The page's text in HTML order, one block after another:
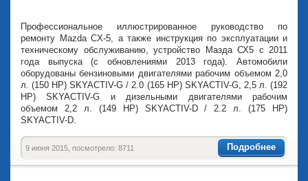
Профессиональное иллюстрированное руководство по
ремонту Mazda CX-5, а также инструкция по эксплуатации и
техническому обслуживанию, устройство Мазда СХ5 с 2011
года выпуска (с обновлениями 2013 года). Автомобили
оборудованы бензиновыми двигателями рабочим объемом 2,0
л. (150 HP) SKYACTIV-G / 2.0 (165 HP) SKYACTIV-G, 2,5 л. (192
HP) SKYACTIV-G и дизельными двигателями рабочим
объемом 2,2 л. (149 HP) SKYACTIV-D / 2.2 л. (175 HP)
SKYACTIV-D.
Подробнее
9 июня 2015, посмотрело: 8711